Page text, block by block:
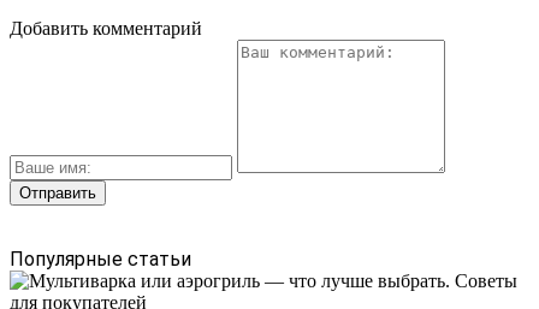
Добавить комментарий
Популярные статьи